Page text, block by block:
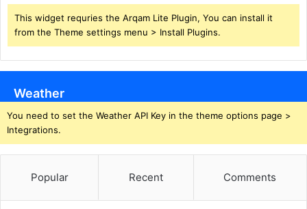
This widget requries the Arqam Lite Plugin, You can install it
from the Theme settings menu > Install Plugins.
Weather
You need to set the Weather API Key in the theme options page >
Integrations.
Popular Recent Comments